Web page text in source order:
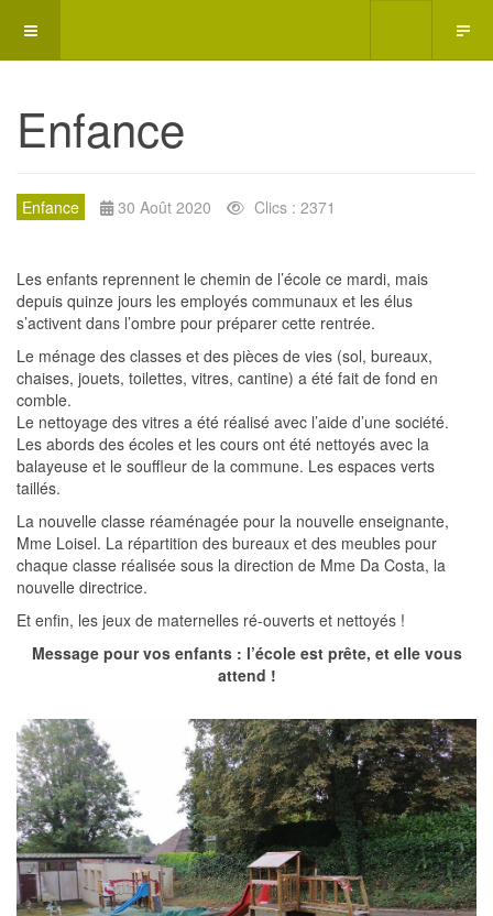
Enfance
Enfance 30 Août 2020 Clics : 2371
Les enfants reprennent le chemin de l’école ce mardi, mais
depuis quinze jours les employés communaux et les élus
s’activent dans l’ombre pour préparer cette rentrée.
Le ménage des classes et des pièces de vies (sol, bureaux,
chaises, jouets, toilettes, vitres, cantine) a été fait de fond en
comble.
Le nettoyage des vitres a été réalisé avec l’aide d’une société.
Les abords des écoles et les cours ont été nettoyés avec la
balayeuse et le souffleur de la commune. Les espaces verts
taillés.
La nouvelle classe réaménagée pour la nouvelle enseignante,
Mme Loisel. La répartition des bureaux et des meubles pour
chaque classe réalisée sous la direction de Mme Da Costa, la
nouvelle directrice.
Et enfin, les jeux de maternelles ré-ouverts et nettoyés !
Message pour vos enfants : l’école est prête, et elle vous
attend !